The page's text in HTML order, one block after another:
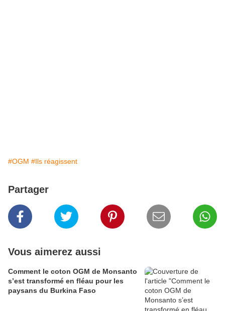
#OGM #Ils réagissent
Partager
Vous aimerez aussi
Comment le coton OGM de Monsanto
s’est transformé en fléau pour les
paysans du Burkina Faso